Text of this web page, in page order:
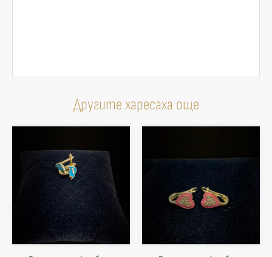
Другите харесаха още